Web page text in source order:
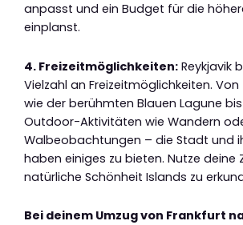
anpasst und ein Budget für die
einplanst.
4. Freizeitmöglichkeiten: Reykjavik
Vielzahl an Freizeitmöglichkeiten.
wie der berühmten Blauen Lagune
Outdoor-Aktivitäten wie Wandern
Walbeobachtungen – die Stadt und
haben einiges zu bieten. Nutze deine
natürliche Schönheit Islands zu
Bei deinem Umzug von Frankfurt